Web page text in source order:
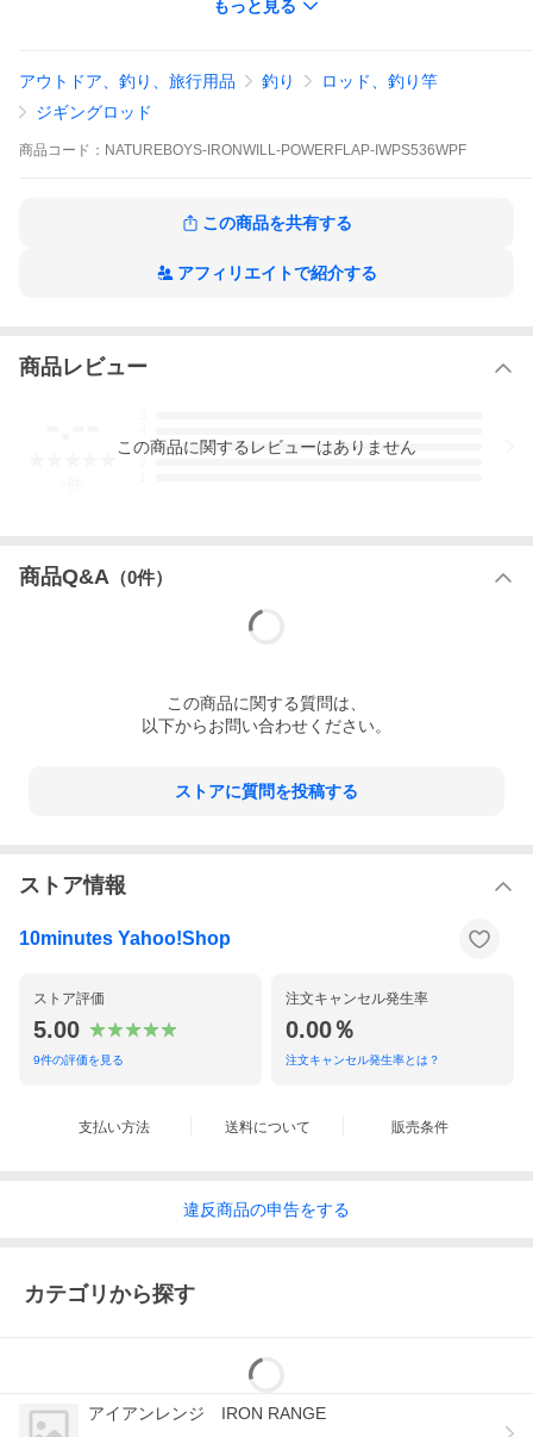
デル#10、スローフラップモデル#8。
対象魚：カンパチ、大型根魚
もっと見る
アウトドア、釣り、旅行用品 釣り
ロッド、釣り竿
ジギングロッド
商品 コード： NATUREBOYS-IRONWILL-POWERFLAP-IWPS536WPF
この商品を共有する
アフィリエイトで紹介する
商品レビュー
3
この商品に関するレビューはありません
商品Q&A （0件）
この商品に関する質問は、
以下からお問い合わせください。
ストアに質問を投稿する
ストア情報
10minutes Yahoo!Shop
ストア評価
5.00
9件の評価を見る
注文キャンセル発生率
0.00％
注文キャンセル発生率とは？
支払い方法 送料について 販売条件
違反商品の申告をする
カテゴリから探す
アイアンレンジ IRON RANGE